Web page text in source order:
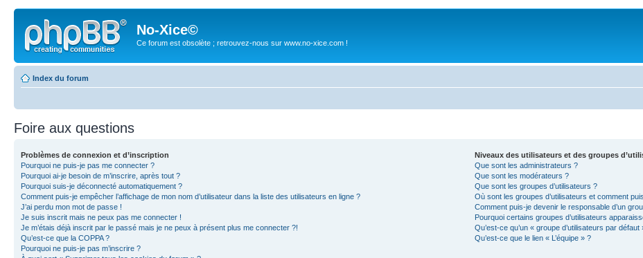
No-Xice©
Ce forum est obsolète ; retrouvez-nous sur www.no-xice.com !
Index du forum
Foire aux questions
Problèmes de connexion et d’inscription
Pourquoi ne puis-je pas me connecter ?
Pourquoi ai-je besoin de m’inscrire, après tout ?
Pourquoi suis-je déconnecté automatiquement ?
Comment puis-je empêcher l’affichage de mon nom d’utilisateur dans la liste des utilisateurs en ligne ?
J’ai perdu mon mot de passe !
Je suis inscrit mais ne peux pas me connecter !
Je m’étais déjà inscrit par le passé mais je ne peux à présent plus me connecter ?!
Qu’est-ce que la COPPA ?
Pourquoi ne puis-je pas m’inscrire ?
Niveaux des utilisateurs et des groupes
Que sont les administrateurs ?
Que sont les modérateurs ?
Que sont les groupes d’utilisateurs ?
Où sont les groupes d’utilisateurs et comment
Comment puis-je devenir le responsable d’un
Pourquoi certains groupes d’utilisateurs
Qu’est-ce qu’un « groupe d’utilisateurs par défaut
Qu’est-ce que le lien « L’équipe » ?